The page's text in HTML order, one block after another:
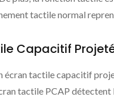
tactile normal
Capacitif
écran tactile capacitif
tactile PCAP détectent